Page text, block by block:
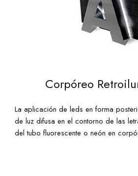
Corpóreo
La aplicación de leds en forma
de luz difusa en el contorno de las
del tubo fluorescente o neón en